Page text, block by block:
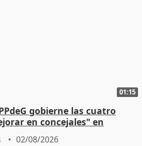
01:15
gobierne las cuatro
en concejales" en
02/08/2026